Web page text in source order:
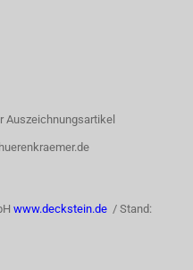
Auszeichnungsartikel
www.deckstein.de / Stand: